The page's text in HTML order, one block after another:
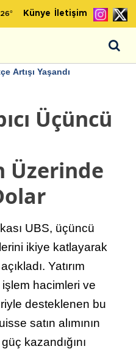
26° Künye İletişim
Artışı Yaşandı
Üçüncü
Üzerinde
UBS, üçüncü
ikiye katlayarak
Yatırım
işlem hacimleri ve
desteklenen bu
satın alımının
kazandığını